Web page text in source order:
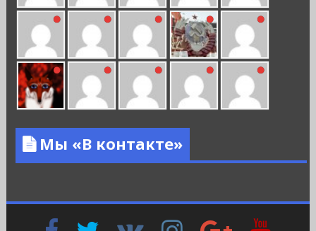
Мы «В контакте»
FacebookTwitter InstagramGoogle